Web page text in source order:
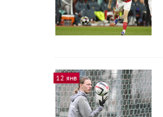
12 янв